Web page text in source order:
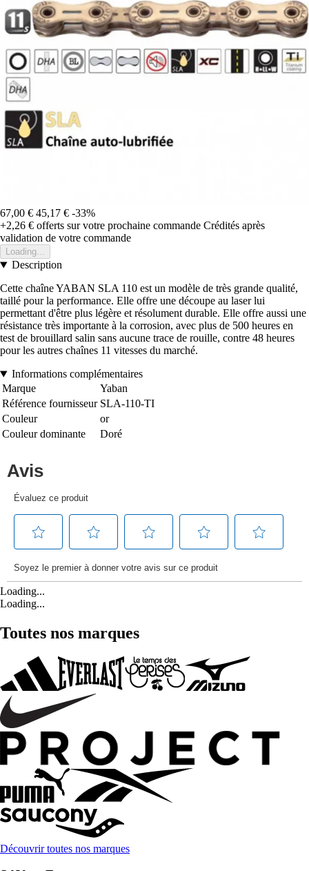
67,00 € 45,17 € -33%
+2,26 € offerts sur votre prochaine commande Crédités après
validation de votre commande
Loading...
Description
Cette chaîne YABAN SLA 110 est un modèle de très grande qualité,
taillé pour la performance. Elle offre une découpe au laser lui
permettant d'être plus légère et résolument durable. Elle offre aussi une
résistance très importante à la corrosion, avec plus de 500 heures en
test de brouillard salin sans aucune trace de rouille, contre 48 heures
pour les autres chaînes 11 vitesses du marché.
Informations complémentaires
Marque
Yaban
Référence fournisseur SLA-110-TI
Couleur
or
Couleur dominante
Doré
Loading...
Loading...
Toutes nos marques
Découvrir toutes nos marques